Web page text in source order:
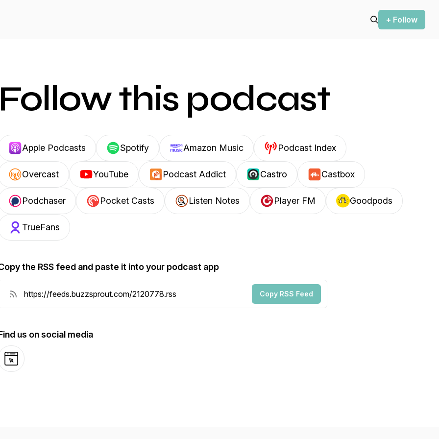
+ Follow
Follow this podcast
Apple Podcasts Spotify Amazon Music Podcast Index
Overcast YouTube Podcast Addict Castro Castbox
Podchaser Pocket Casts Listen Notes Player FM Goodpods
TrueFans
the RSS feed and paste it into your podcast app
Copy RSS Feed
us on social media
Website